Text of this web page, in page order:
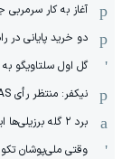
آغاز به کار سرمربی
دو خرید پایانی در
گل اول سلتاویگو
نیکفر: منتظر رأی CAS برای مجوز حرفه‌ای هستیم
برد ۲ گله برزیلی‌ها ایران در آستانه آغاز لیگ برتر
وقتی ملی‌پوشان